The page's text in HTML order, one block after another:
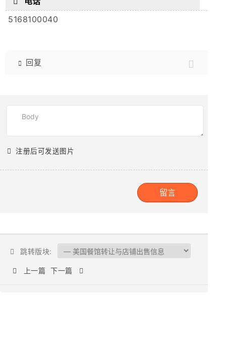
5168100040
回复
注册后可发送图片
跳转版块:
上一篇 下一篇